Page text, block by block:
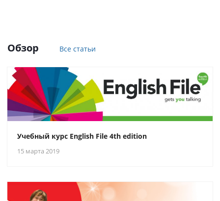
Обзор Все статьи
Учебный курс English File 4th edition
15 марта 2019